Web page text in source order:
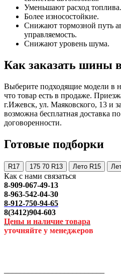
Уменьшают расход топлива.
Более износостойкие.
Снижают тормозной путь
управляемость.
Снижают уровень шума.
Как заказать шины
Выберите подходящие модели в
что товар есть в продаже.
г.Ижевск, ул. Маяковского, 13 и
возможна бесплатная доставка
договоренности.
Готовые подборки
R17 175 70 R13 Лето R15
Как с нами связаться
8-909-067-49-13
8-963-542-04-30
8-912-750-94-65
8(3412)904-603
Цены и наличие товара
уточняйте у менеджеров